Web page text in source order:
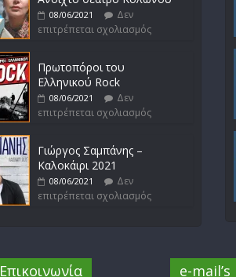
08/06/2021
Δεν
επιτρέπεται σχολιασμός
Πρωτοπόροι του
Ελληνικού Rock
08/06/2021
Δεν
επιτρέπεται σχολιασμός
Γιώργος Σαμπάνης –
Καλοκάιρι 2021
08/06/2021
Δεν
επιτρέπεται σχολιασμός
Επικοινωνία e-mail’s